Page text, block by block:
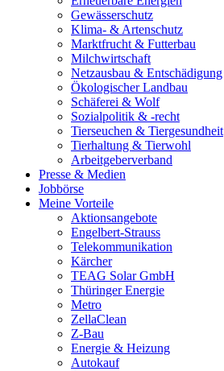
Gewässerschutz
Klima- & Artenschutz
Marktfrucht & Futterbau
Milchwirtschaft
Netzausbau & Entschädigung
Ökologischer Landbau
Schäferei & Wolf
Sozialpolitik & -recht
Tierseuchen & Tiergesundheit
Tierhaltung & Tierwohl
Arbeitgeberverband
Presse & Medien
Jobbörse
Meine Vorteile
Aktionsangebote
Engelbert-Strauss
Telekommunikation
Kärcher
TEAG Solar GmbH
Thüringer Energie
Metro
ZellaClean
Z-Bau
Energie & Heizung
Autokauf